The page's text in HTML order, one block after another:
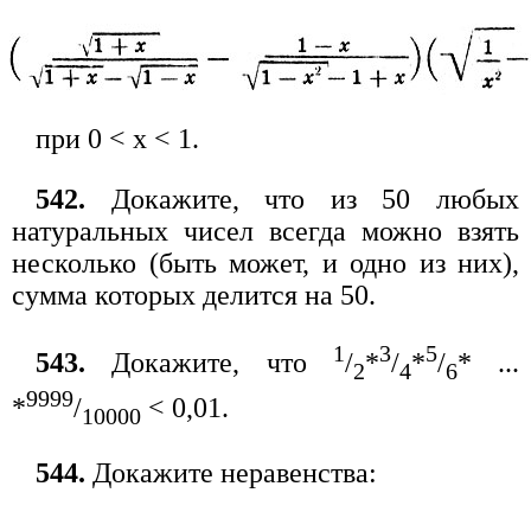
при 0 < х < 1.
542. Докажите, что из 50 любых
натуральных чисел всегда можно взять
несколько (быть может, и одно из них),
сумма которых делится на 50.
543. Докажите, что 1/2*3/4*5/6* ...
*9999/10000 < 0,01.
544. Докажите неравенства: